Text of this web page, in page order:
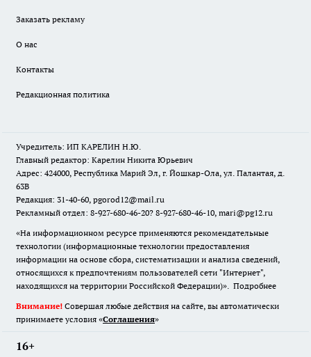
Заказать рекламу
О нас
Контакты
Редакционная политика
Учредитель: ИП КАРЕЛИН Н.Ю.
Главный редактор: Карелин Никита Юрьевич
Адрес: 424000, Республика Марий Эл, г. Йошкар-Ола, ул. Палантая, д.
63В
Редакция: 31-40-60, pgorod12@mail.ru
Рекламный отдел: 8-927-680-46-20? 8-927-680-46-10, mari@pg12.ru
«На информационном ресурсе применяются рекомендательные
технологии (информационные технологии предоставления
информации на основе сбора, систематизации и анализа сведений,
относящихся к предпочтениям пользователей сети "Интернет",
находящихся на территории Российской Федерации)». Подробнее
Внимание! Совершая любые действия на сайте, вы автоматически
принимаете условия «Cоглашения»
16+